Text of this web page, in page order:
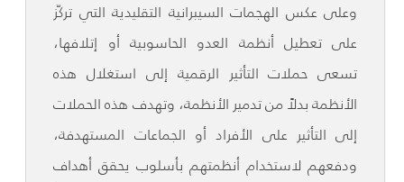
وعلى عكس الهجمات السيبرانية التقليدية التي تركّز
على تعطيل أنظمة العدو الحاسوبية أو إتلافها،
تسعى حملات التأثير الرقمية إلى استغلال هذه
الأنظمة بدلاً من تدمير الأنظمة، وتهدف هذه الحملات
إلى التأثير على الأفراد أو الجماعات المستهدفة،
ودفعهم لاستخدام أنظمتهم بأسلوب يحقق أهداف